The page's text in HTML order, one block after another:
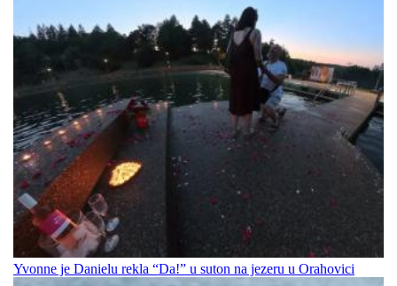
Yvonne je Danielu rekla “Da!” u suton na jezeru u Orahovici